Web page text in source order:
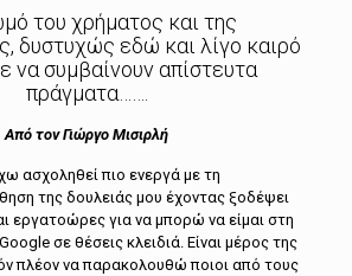
του χρήματος και της
δυστυχώς εδώ και λίγο καιρό
να συμβαίνουν απίστευτα
πράγματα…….
Από τον Γιώργο Μισιρλή
ασχοληθεί πιο ενεργά με τη
της δουλειάς μου έχοντας ξοδέψει
εργατοώρες για να μπορώ να είμαι στη
σε θέσεις κλειδιά. Είναι μέρος της
πλέον να παρακολουθώ ποιοι από τους